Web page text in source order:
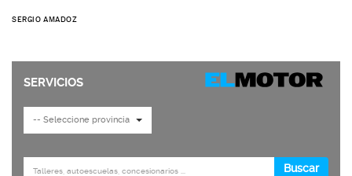
SERGIO AMADOZ